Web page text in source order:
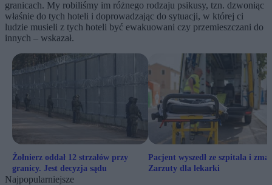
granicach. My robiliśmy im różnego rodzaju psikusy, tzn. dzwoniąc
właśnie do tych hoteli i doprowadzając do sytuacji, w której ci
ludzie musieli z tych hoteli być ewakuowani czy przemieszczani do
innych – wskazał.
Żołnierz oddał 12 strzałów przy
granicy. Jest decyzja sądu
Pacjent wyszedł ze szpitala i
Zarzuty dla lekarki
Najpopularniejsze